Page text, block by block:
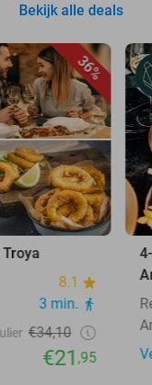
Bekijk alle deals
36%
8.1
3 min.
€34,10
€21,95